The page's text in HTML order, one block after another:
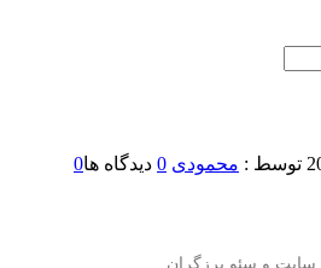
توسط : محمودی 0 دیدگاه ها0